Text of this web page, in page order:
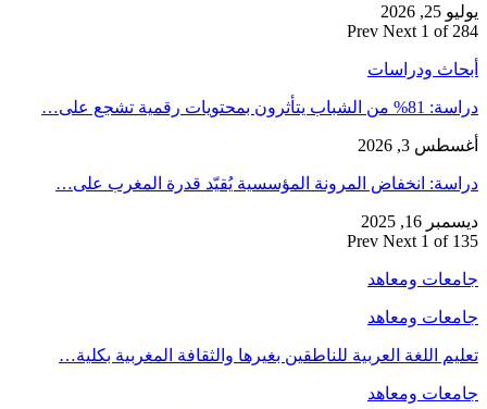
يوليو 25, 2026
Prev Next 1 of 284
أبحاث ودراسات
دراسة: 81% من الشباب يتأثرون بمحتويات رقمية تشجع على…
أغسطس 3, 2026
دراسة: انخفاض المرونة المؤسسية يُقيّد قدرة المغرب على…
ديسمبر 16, 2025
Prev Next 1 of 135
جامعات ومعاهد
جامعات ومعاهد
تعليم اللغة العربية للناطقين بغيرها والثقافة المغربية بكلية…
جامعات ومعاهد